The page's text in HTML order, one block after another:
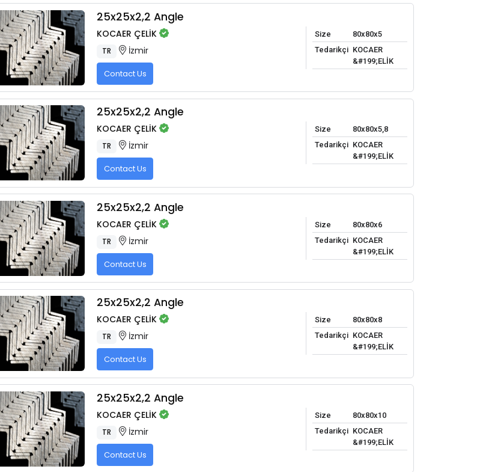
25x25x2,2 Angle
KOCAER ÇELİK
TR İzmir
Contact Us
Size
80x80x5
Tedarikçi KOCAER
&#199;ELİK
25x25x2,2 Angle
KOCAER ÇELİK
TR İzmir
Contact Us
Size
80x80x5,8
Tedarikçi KOCAER
&#199;ELİK
25x25x2,2 Angle
KOCAER ÇELİK
TR İzmir
Contact Us
Size
80x80x6
Tedarikçi KOCAER
&#199;ELİK
25x25x2,2 Angle
KOCAER ÇELİK
TR İzmir
Contact Us
Size
80x80x8
Tedarikçi KOCAER
&#199;ELİK
25x25x2,2 Angle
KOCAER ÇELİK
TR İzmir
Contact Us
Size
80x80x10
Tedarikçi KOCAER
&#199;ELİK